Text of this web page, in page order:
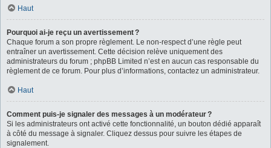
Haut
Pourquoi ai-je reçu un avertissement ?
Chaque forum a son propre règlement. Le non-respect d’une règle peut
entraîner un avertissement. Cette décision relève uniquement des
administrateurs du forum ; phpBB Limited n’est en aucun cas responsable du
règlement de ce forum. Pour plus d’informations, contactez un administrateur.
Haut
Comment puis-je signaler des messages à un modérateur ?
Si les administrateurs ont activé cette fonctionnalité, un bouton dédié apparaît
à côté du message à signaler. Cliquez dessus pour suivre les étapes de
signalement.